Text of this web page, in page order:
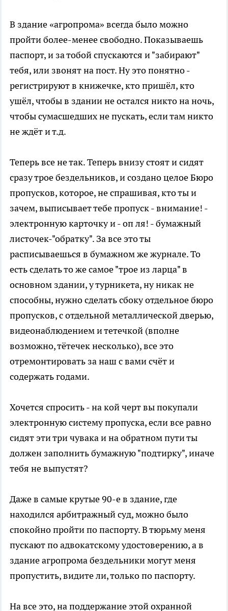
В здание «агропрома» всегда было можно
пройти более-менее свободно. Показываешь
паспорт, и за тобой спускаются и "забирают"
тебя, или звонят на пост. Ну это понятно -
регистрируют в книжечке, кто пришёл, кто
ушёл, чтобы в здании не остался никто на ночь,
чтобы сумасшедших не пускать, если там никто
не ждёт и т.д.
Теперь все не так. Теперь внизу стоят и сидят
сразу трое бездельников, и создано целое Бюро
пропусков, которое, не спрашивая, кто ты и
зачем, выписывает тебе пропуск - внимание! -
электронную карточку и - оп ля! - бумажный
листочек-"обратку". За все это ты
расписываешься в бумажном же журнале. То
есть сделать то же самое "трое из ларца" в
основном здании, у турникета, ну никак не
способны, нужно сделать сбоку отдельное бюро
пропусков, с отдельной металлической дверью,
видеонаблюдением и тетечкой (вполне
возможно, тётечек несколько), все это
отремонтировать за наш с вами счёт и
содержать годами.
Хочется спросить - на кой черт вы покупали
электронную систему пропуска, если все равно
сидят эти три чувака и на обратном пути ты
должен заполнить бумажную "подтирку", иначе
тебя не выпустят?
Даже в самые крутые 90-е в здание, где
находился арбитражный суд, можно было
спокойно пройти по паспорту. В тюрьму меня
пускают по адвокатскому удостоверению, а в
здание агропрома бездельники могут меня
пропустить, видите ли, только по паспорту.
На все это, на поддержание этой охранной